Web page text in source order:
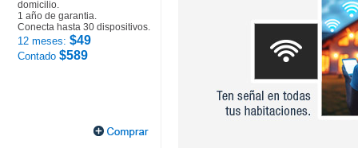
domicilio.
1 año de garantia.
Conecta hasta 30 dispositivos.
12 meses: $49
Contado $589